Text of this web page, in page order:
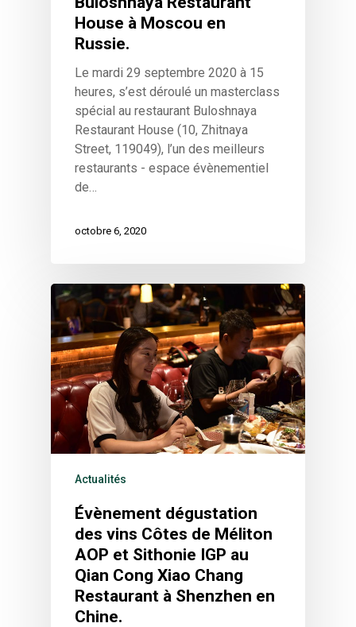
House à Moscou en
Russie.
Le mardi 29 septembre 2020 à 15
heures, s’est déroulé un masterclass
spécial au restaurant Buloshnaya
Restaurant House (10, Zhitnaya
Street, 119049), l’un des meilleurs
restaurants - espace évènementiel
de…
octobre 6, 2020
Actualités
Évènement dégustation
des vins Côtes de Méliton
AOP et Sithonie IGP au
Qian Cong Xiao Chang
Restaurant à Shenzhen en
Chine.